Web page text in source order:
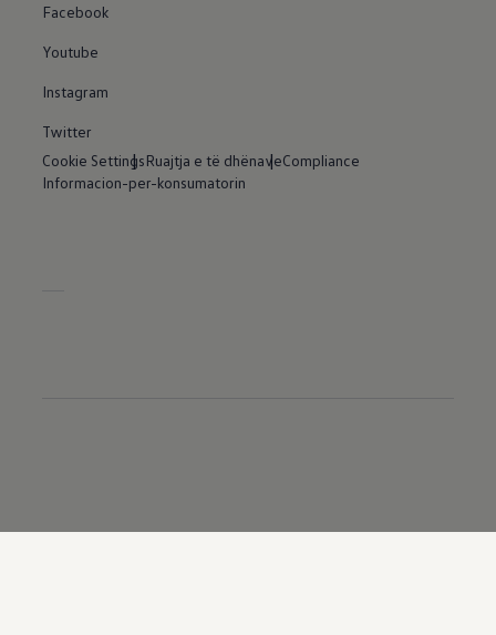
Facebook
Youtube
Instagram
Twitter
Cookie SettingsRuajtja e të dhënaveCompliance
Informacion-per-konsumatorin